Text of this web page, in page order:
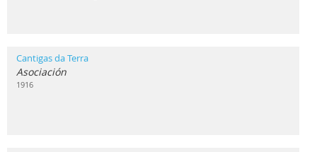
Cantigas da Terra
Asociación
1916